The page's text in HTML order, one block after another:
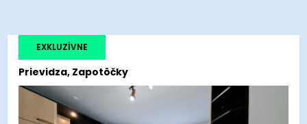
Prievidza, Zapotôčky
EXKLUZÍVNE